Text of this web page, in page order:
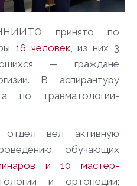
принято по
16 человек, из них 3
— граждане
В аспирантуру
по травматологии-
отдел вёл активную
обучающих
и 10 мастер-
и ортопедии;